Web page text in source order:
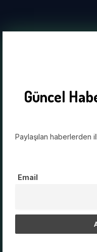
Güncel
Paylaşılan haberlerden
Email